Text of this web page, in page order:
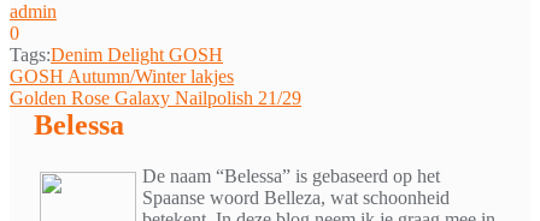
admin
0
Tags:Denim Delight GOSH
Bericht
navigatie
GOSH Autumn/Winter lakjes
Golden Rose Galaxy Nailpolish 21/29
Belessa
De naam “Belessa” is gebaseerd op het
Spaanse woord Belleza, wat schoonheid